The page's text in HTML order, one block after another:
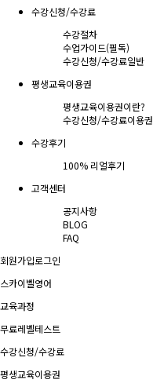
수강신청/수강료
수강절차
수업가이드(필독)
수강신청/수강료일반
평생교육이용권
평생교육이용권이란?
수강신청/수강료이용권
수강후기
100% 리얼후기
고객센터
공지사항
BLOG
FAQ
회원가입로그인
스카이벨영어
교육과정
무료레벨테스트
수강신청/수강료
평생교육이용권